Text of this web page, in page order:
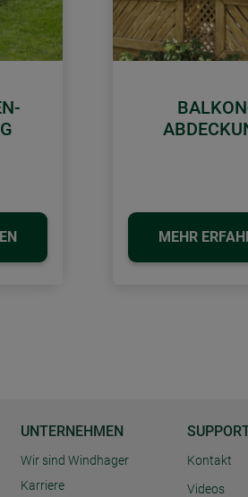
MEHR
UNTERNEHMEN
Wir sind Windhager
Karriere
Kontakt
Videos